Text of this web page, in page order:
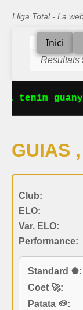
Lliga Total - La
Inici
Resultats
tenim
GUIAS
Club:
ELO:
Var. ELO:
Performance:
Standard ♚:
Coet 🚀:
Patata 🥔: